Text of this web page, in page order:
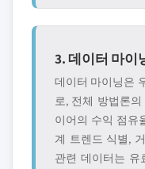
3. 데이터 마이
데이터 마이닝은
로, 전체 방법론
이어의 수익 점유
계 트렌드 식별,
관련 데이터는 유